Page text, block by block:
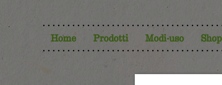
Home Prodotti Modi-uso Shop